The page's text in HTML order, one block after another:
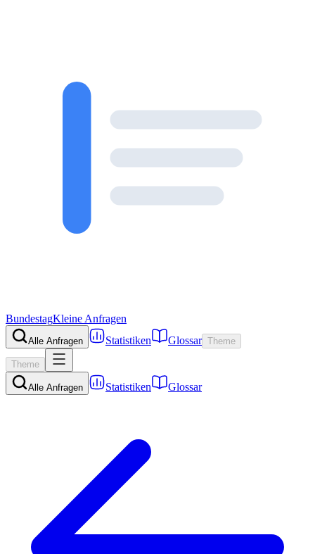
BundestagKleine Anfragen
Alle Anfragen Statistiken Glossar Theme
Theme
Alle Anfragen Statistiken Glossar